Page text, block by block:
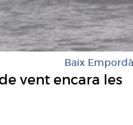
Baix Empordà
vent encara les